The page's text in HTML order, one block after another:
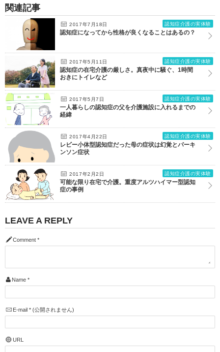
関連記事
2017年7月18日 認知症介護の実体験
認知症になってから性格が良くなることはあるの？
2017年5月11日 認知症介護の実体験
認知症の在宅介護の厳しさ。真夜中に騒ぐ、1時間
おきにトイレなど
2017年5月7日 認知症介護の実体験
一人暮らしの認知症の父を介護施設に入れるまでの
経緯
2017年4月22日 認知症介護の実体験
レビー小体型認知症だった母の症状は幻覚とパーキ
ンソン症状
2017年2月2日 認知症介護の実体験
可能な限り在宅で介護。重度アルツハイマー型認知
症の事例
LEAVE A REPLY
Comment *
Name *
E-mail *(公開されません)
URL